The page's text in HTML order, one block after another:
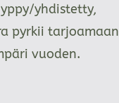
yhdistetty,
pyrkii tarjoamaan
vuoden.